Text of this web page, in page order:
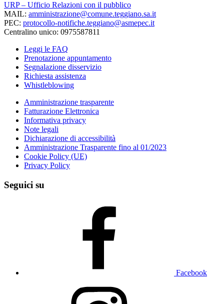
URP – Ufficio Relazioni con il pubblico
MAIL: amministrazione@comune.teggiano.sa.it
PEC: protocollo-notifiche.teggiano@asmepec.it
Centralino unico: 0975587811
Leggi le FAQ
Prenotazione appuntamento
Segnalazione disservizio
Richiesta assistenza
Whistleblowing
Amministrazione trasparente
Fatturazione Elettronica
Informativa privacy
Note legali
Dichiarazione di accessibilità
Amministrazione Trasparente fino al 01/2023
Cookie Policy (UE)
Privacy Policy
Seguici su
Facebook